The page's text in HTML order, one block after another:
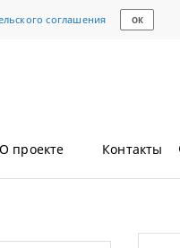
соглашения ОК
О проекте Контакты